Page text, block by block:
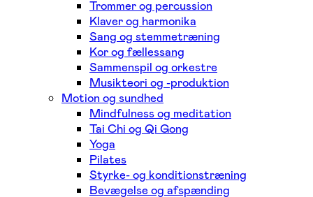
Trommer og percussion
Klaver og harmonika
Sang og stemmetræning
Kor og fællessang
Sammenspil og orkestre
Musikteori og -produktion
Motion og sundhed
Mindfulness og meditation
Tai Chi og Qi Gong
Yoga
Pilates
Styrke- og konditionstræning
Bevægelse og afspænding